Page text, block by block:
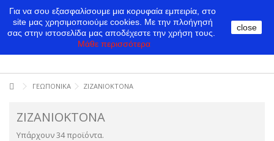
ΓΕΩΠΟΝΙΚΑ ΖΙΖΑΝΙΟΚΤΟΝΑ
ΖΙΖΑΝΙΟΚΤΟΝΑ
Υπάρχουν 34 προϊόντα.
Για να σου εξασφαλίσουμε μια κορυφαία εμπειρία, στο
site μας χρησιμοποιούμε cookies. Με την πλοήγησή
σας στην ιστοσελίδα μας αποδέχεστε την χρήση τους.
Μάθε περισσότερα
close